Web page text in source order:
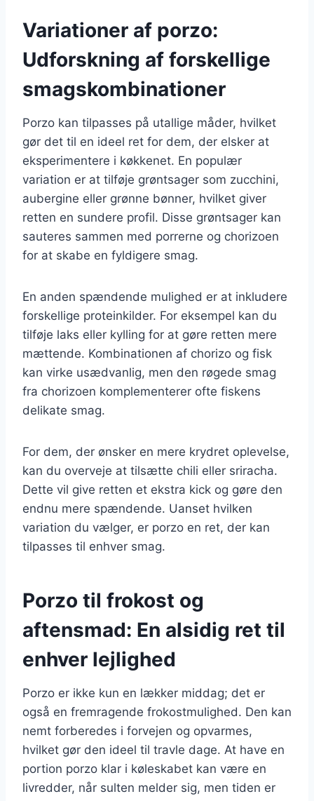
Variationer af porzo:
Udforskning af forskellige
smagskombinationer
Porzo kan tilpasses på utallige måder, hvilket
gør det til en ideel ret for dem, der elsker at
eksperimentere i køkkenet. En populær
variation er at tilføje grøntsager som zucchini,
aubergine eller grønne bønner, hvilket giver
retten en sundere profil. Disse grøntsager kan
sauteres sammen med porrerne og chorizoen
for at skabe en fyldigere smag.
En anden spændende mulighed er at inkludere
forskellige proteinkilder. For eksempel kan du
tilføje laks eller kylling for at gøre retten mere
mættende. Kombinationen af chorizo og fisk
kan virke usædvanlig, men den røgede smag
fra chorizoen komplementerer ofte fiskens
delikate smag.
For dem, der ønsker en mere krydret oplevelse,
kan du overveje at tilsætte chili eller sriracha.
Dette vil give retten et ekstra kick og gøre den
endnu mere spændende. Uanset hvilken
variation du vælger, er porzo en ret, der kan
tilpasses til enhver smag.
Porzo til frokost og
aftensmad: En alsidig ret til
enhver lejlighed
Porzo er ikke kun en lækker middag; det er
også en fremragende frokostmulighed. Den kan
nemt forberedes i forvejen og opvarmes,
hvilket gør den ideel til travle dage. At have en
portion porzo klar i køleskabet kan være en
livredder, når sulten melder sig, men tiden er